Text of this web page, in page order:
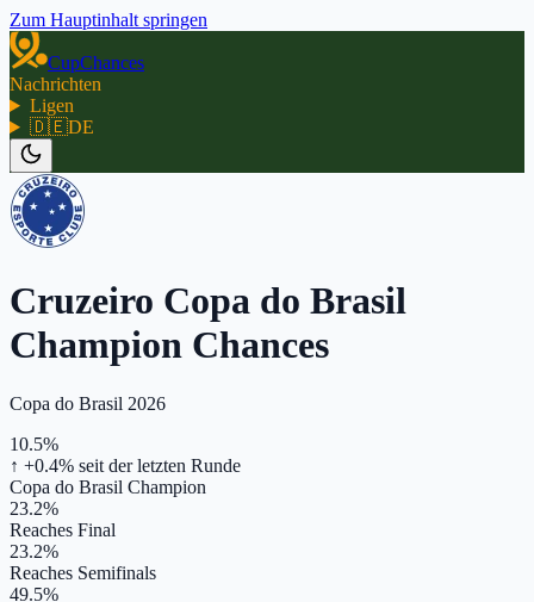
Zum Hauptinhalt springen
CupChances
Nachrichten
Ligen
🇩🇪DE
Cruzeiro Copa do Brasil
Champion Chances
Copa do Brasil 2026
10.5%
↑ +0.4% seit der letzten Runde
Copa do Brasil Champion
23.2%
Reaches Final
23.2%
Reaches Semifinals
49.5%